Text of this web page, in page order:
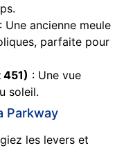
: Une ancienne meule
parfaite pour
: Une vue
soleil.
Parkway
les levers et